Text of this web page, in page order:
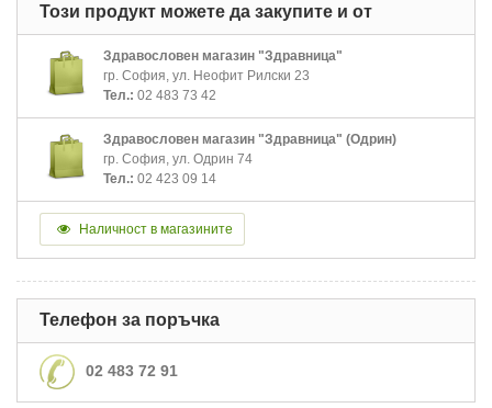
Този продукт можете да закупите и от
Здравословен магазин "Здравница"
гр. София, ул. Неофит Рилски 23
Тел.: 02 483 73 42
Здравословен магазин "Здравница" (Одрин)
гр. София, ул. Одрин 74
Тел.: 02 423 09 14
Наличност в магазините
Телефон за поръчка
02 483 72 91